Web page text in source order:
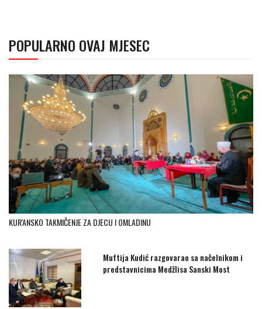
POPULARNO OVAJ MJESEC
KUR'ANSKO TAKMIČENJE ZA DJECU I OMLADINU
Muftija Kudić razgovarao sa načelnikom i
predstavnicima Medžlisa Sanski Most